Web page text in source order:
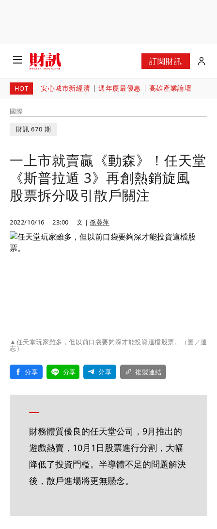
訂閱財訊
HOT 安心城市新經濟 週年慶最優惠 高雄產業論壇
國際
財訊 670 期
一上市就賣贏《動森》！任天堂
《斯普拉遁 3》再創熱銷旋風
股票拆分吸引散戶關注
2022/10/16 23:00 文｜孫蓉萍
▲任天堂玩家雖多，但以前口袋要夠深才能投資這檔股票。（圖／達
志）
分享 分享 分享 複製連結
財務體質優良的任天堂公司，9月推出的
遊戲熱賣，10月1日股票進行分割，大幅
降低了投資門檻。半導體不足的問題解決
後，散戶進場將更無懸念。